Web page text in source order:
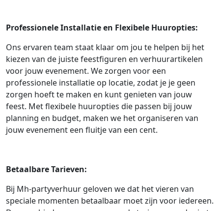
Professionele Installatie en Flexibele Huuropties:
Ons ervaren team staat klaar om jou te helpen bij het
kiezen van de juiste feestfiguren en verhuurartikelen
voor jouw evenement. We zorgen voor een
professionele installatie op locatie, zodat je je geen
zorgen hoeft te maken en kunt genieten van jouw
feest. Met flexibele huuropties die passen bij jouw
planning en budget, maken we het organiseren van
jouw evenement een fluitje van een cent.
Betaalbare Tarieven:
Bij Mh-partyverhuur geloven we dat het vieren van
speciale momenten betaalbaar moet zijn voor iedereen.